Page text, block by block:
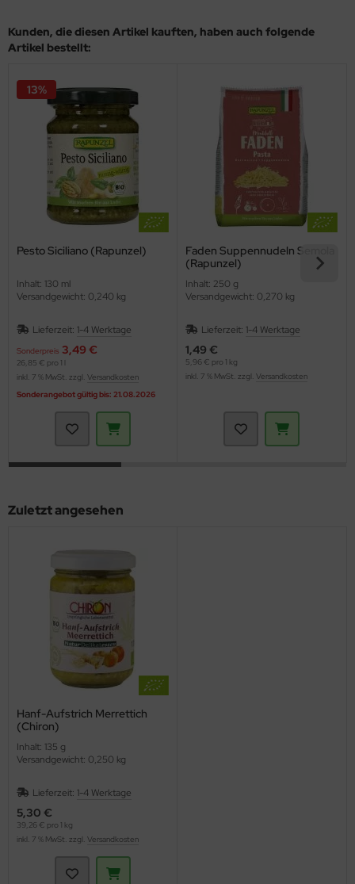
Kunden, die diesen Artikel kauften, haben auch folgende
Artikel bestellt:
Pesto Siciliano (Rapunzel)
Inhalt: 130 ml
Versandgewicht: 0,240 kg
Lieferzeit: 1-4 Werktage
Sonderpreis 3,49 €
13%
26,85 € pro 1 l
inkl. 7 % MwSt. zzgl. Versandkosten
Sonderangebot gültig bis: 21.08.2026
Faden Suppennudeln Semola
(Rapunzel)
Inhalt: 250 g
Versandgewicht: 0,270 kg
Lieferzeit: 1-4 Werktage
1,49 €
5,96 € pro 1 kg
inkl. 7 % MwSt. zzgl. Versandkosten
Zuletzt angesehen
Hanf-Aufstrich Merrettich
(Chiron)
Inhalt: 135 g
Versandgewicht: 0,250 kg
Lieferzeit: 1-4 Werktage
5,30 €
39,26 € pro 1 kg
inkl. 7 % MwSt. zzgl. Versandkosten